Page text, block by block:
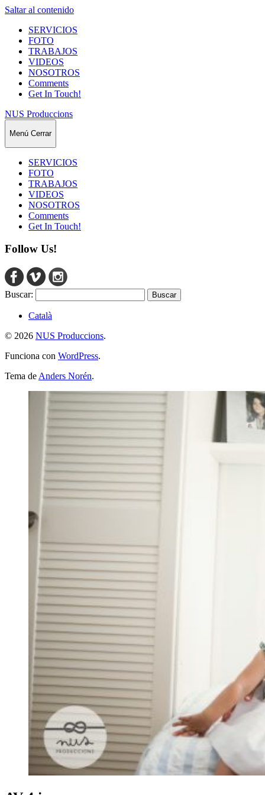
Saltar al contenido
SERVICIOS
FOTO
TRABAJOS
VIDEOS
NOSOTROS
Comments
Get In Touch!
NUS Produccions
Menú Cerrar
SERVICIOS
FOTO
TRABAJOS
VIDEOS
NOSOTROS
Comments
Get In Touch!
Follow Us!
Buscar:
Català
© 2026 NUS Produccions.
Funciona con WordPress.
Tema de Anders Norén.